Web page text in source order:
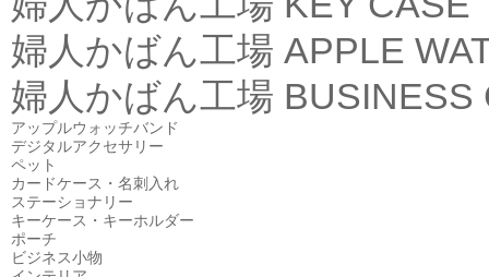
婦人かばん工場 APPLE
婦人かばん工場 BUSINESS
アップルウォッチバンド
デジタルアクセサリー
ペット
カードケース・名刺入れ
ステーショナリー
キーケース・キーホルダー
ポーチ
ビジネス小物